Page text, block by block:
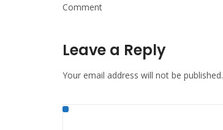
Comment
Leave a Reply
Your email address will not be published.